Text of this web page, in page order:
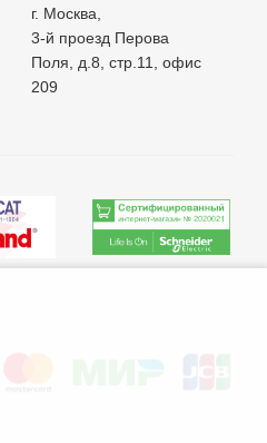
г. Москва,
3-й проезд Перова
Поля, д.8, стр.11, офис
209